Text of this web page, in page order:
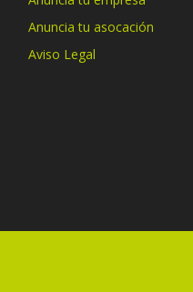
Anuncia tu asocación
Aviso Legal